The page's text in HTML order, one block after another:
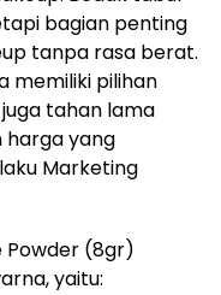
bagian penting
tanpa rasa berat.
memiliki pilihan
tahan lama
harga yang
Marketing
Powder (8gr)
yaitu: